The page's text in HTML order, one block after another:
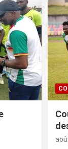
COUPE DU
Coupe
des
août 6, 2026